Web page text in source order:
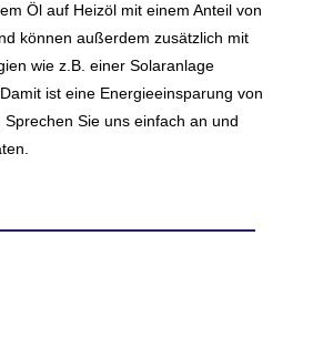
Öl auf Heizöl mit einem Anteil von
können außerdem zusätzlich mit
wie z.B. einer Solaranlage
ist eine Energieeinsparung von
Sprechen Sie uns einfach an und